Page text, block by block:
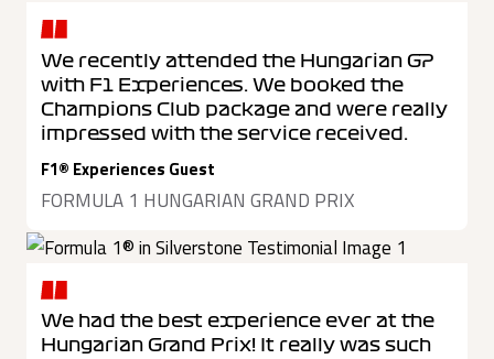
We recently attended the Hungarian GP
with F1 Experiences. We booked the
Champions Club package and were really
impressed with the service received.
F1® Experiences Guest
FORMULA 1 HUNGARIAN GRAND PRIX
We had the best experience ever at the
Hungarian Grand Prix! It really was such